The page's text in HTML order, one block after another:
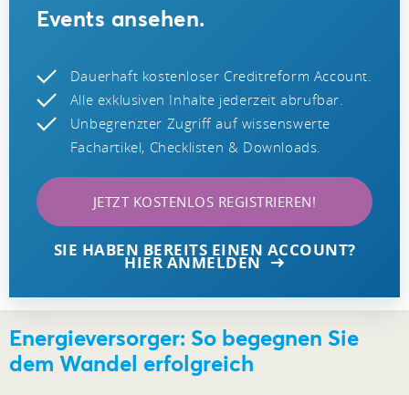
Events ansehen.
Dauerhaft kostenloser Creditreform Account.
Alle exklusiven Inhalte jederzeit abrufbar.
Unbegrenzter Zugriff auf wissenswerte
Fachartikel, Checklisten & Downloads.
JETZT KOSTENLOS REGISTRIEREN!
SIE HABEN BEREITS EINEN ACCOUNT?
HIER ANMELDEN
Energieversorger: So begegnen Sie
dem Wandel erfolgreich